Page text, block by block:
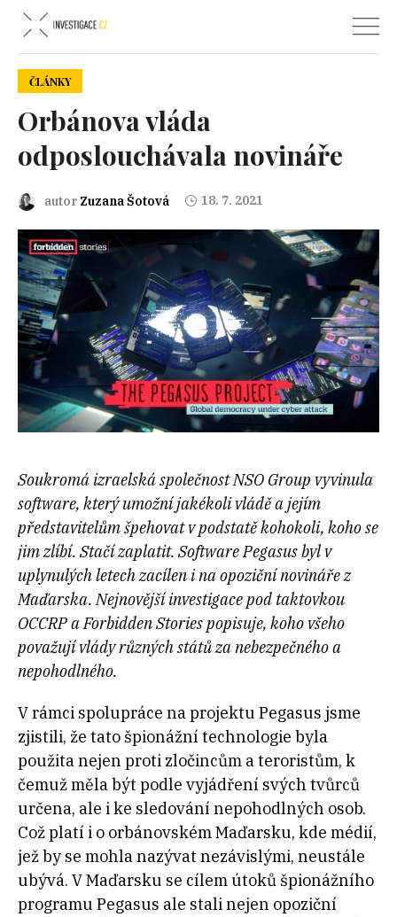
ČLÁNKY
Orbánova vláda
odposlouchávala novináře
autor Zuzana Šotová 18. 7. 2021
Soukromá izraelská společnost NSO Group vyvinula
software, který umožní jakékoli vládě a jejím
představitelům špehovat v podstatě kohokoli, koho se
jim zlíbí. Stačí zaplatit. Software Pegasus byl v
uplynulých letech zacílen i na opoziční novináře z
Maďarska. Nejnovější investigace pod taktovkou
OCCRP a Forbidden Stories popisuje, koho všeho
považují vlády různých států za nebezpečného a
nepohodlného.
V rámci spolupráce na projektu Pegasus jsme
zjistili, že tato špionážní technologie byla
použita nejen proti zločincům a teroristům, k
čemuž měla být podle vyjádření svých tvůrců
určena, ale i ke sledování nepohodlných osob.
Což platí i o orbánovském Maďarsku, kde médií,
jež by se mohla nazývat nezávislými, neustále
ubývá. V Maďarsku se cílem útoků špionážního
programu Pegasus ale stali nejen opoziční